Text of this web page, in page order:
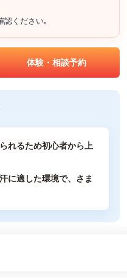
認ください｡
体験・相談予約
れるため初心者から上
に適した環境で、さま